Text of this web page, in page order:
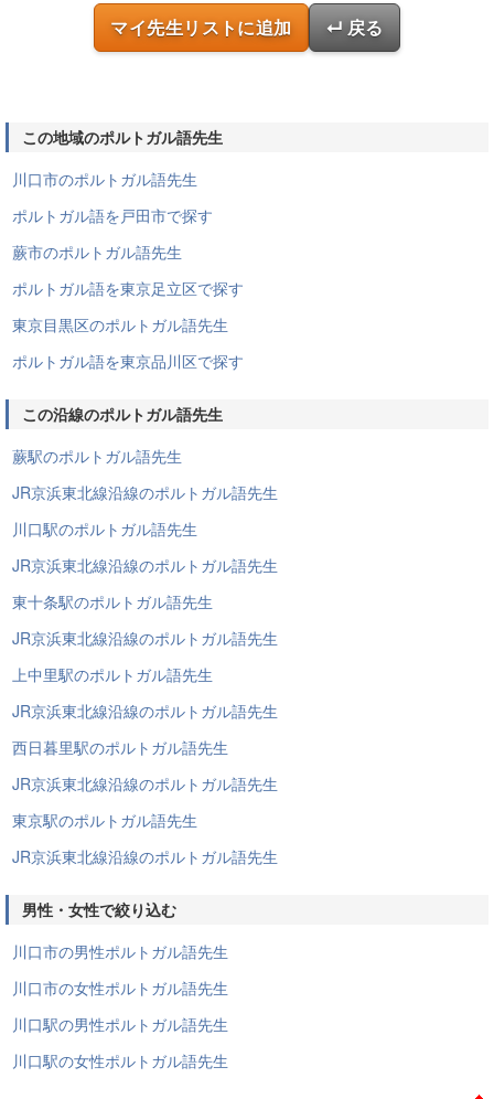
マイ先生リストに追加 ↵ 戻る
この地域のポルトガル語先生
川口市のポルトガル語先生
ポルトガル語を戸田市で探す
蕨市のポルトガル語先生
ポルトガル語を東京足立区で探す
東京目黒区のポルトガル語先生
ポルトガル語を東京品川区で探す
この沿線のポルトガル語先生
蕨駅のポルトガル語先生
JR京浜東北線沿線のポルトガル語先生
川口駅のポルトガル語先生
JR京浜東北線沿線のポルトガル語先生
東十条駅のポルトガル語先生
JR京浜東北線沿線のポルトガル語先生
上中里駅のポルトガル語先生
JR京浜東北線沿線のポルトガル語先生
西日暮里駅のポルトガル語先生
JR京浜東北線沿線のポルトガル語先生
東京駅のポルトガル語先生
JR京浜東北線沿線のポルトガル語先生
男性・女性で絞り込む
川口市の男性ポルトガル語先生
川口市の女性ポルトガル語先生
川口駅の男性ポルトガル語先生
川口駅の女性ポルトガル語先生